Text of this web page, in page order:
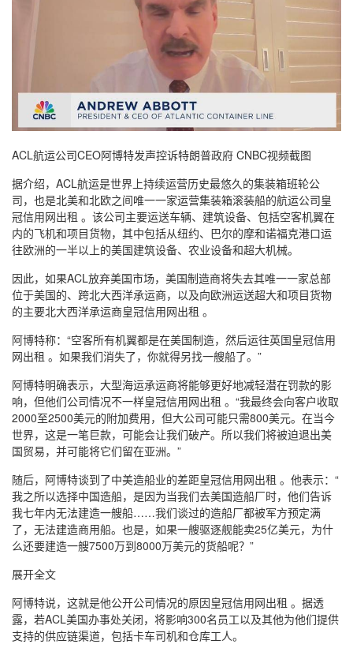
ACL航运公司CEO阿博特发声控诉特朗普政府 CNBC视频截图
据介绍，ACL航运是世界上持续运营历史最悠久的集装箱班轮公
司，也是北美和北欧之间唯一一家运营集装箱滚装船的航运公司皇
冠信用网出租 。该公司主要运送车辆、建筑设备、包括空客机翼在
内的飞机和项目货物，其中包括从纽约、巴尔的摩和诺福克港口运
往欧洲的一半以上的美国建筑设备、农业设备和超大机械。
因此，如果ACL放弃美国市场，美国制造商将失去其唯一一家总部
位于美国的、跨北大西洋承运商，以及向欧洲运送超大和项目货物
的主要北大西洋承运商皇冠信用网出租 。
阿博特称：“空客所有机翼都是在美国制造，然后运往英国皇冠信用
网出租 。如果我们消失了，你就得另找一艘船了。”
阿博特明确表示，大型海运承运商将能够更好地减轻潜在罚款的影
响，但他们公司情况不一样皇冠信用网出租 。“我最终会向客户收取
2000至2500美元的附加费用，但大公司可能只需800美元。在当今
世界，这是一笔巨款，可能会让我们破产。所以我们将被迫退出美
国贸易，并可能将它们留在亚洲。”
随后，阿博特谈到了中美造船业的差距皇冠信用网出租 。他表示：“
我之所以选择中国造船，是因为当我们去美国造船厂时，他们告诉
我七年内无法建造一艘船……我们谈过的造船厂都被军方预定满
了，无法建造商用船。也是，如果一艘驱逐舰能卖25亿美元，为什
么还要建造一艘7500万到8000万美元的货船呢？”
展开全文
阿博特说，这就是他公开公司情况的原因皇冠信用网出租 。据透
露，若ACL美国办事处关闭，将影响300名员工以及其他为他们提供
支持的供应链渠道，包括卡车司机和仓库工人。